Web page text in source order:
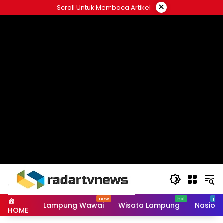
to
Scroll Untuk Membaca Artikel ×
HOME Lampung Wawai Wisata Lampung